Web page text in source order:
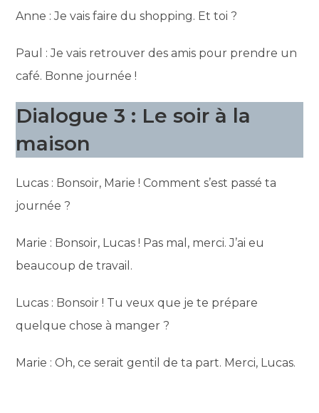
Anne : Je vais faire du shopping. Et toi ?
Paul : Je vais retrouver des amis pour prendre un
café. Bonne journée !
Dialogue 3 : Le soir à la
maison
Lucas : Bonsoir, Marie ! Comment s’est passé ta
journée ?
Marie : Bonsoir, Lucas ! Pas mal, merci. J’ai eu
beaucoup de travail.
Lucas : Bonsoir ! Tu veux que je te prépare
quelque chose à manger ?
Marie : Oh, ce serait gentil de ta part. Merci, Lucas.